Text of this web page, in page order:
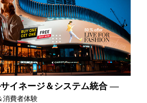
イネージ＆システム統合 —
消費者体験